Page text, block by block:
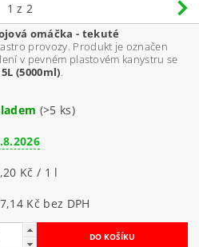
1 z 2
omáčka - tekuté
provozy. Produkt je označen
v pevném plastovém kanystru se
5L (5000ml).
(>5 ks)
Kč / 1 l
407,14 Kč bez DPH